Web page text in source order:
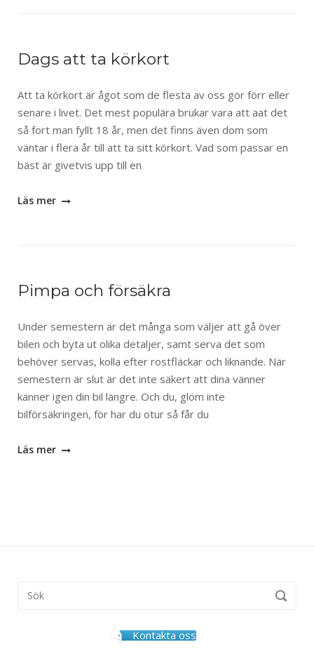
Dags att ta körkort
Att ta körkort är ågot som de flesta av oss gör förr eller
senare i livet. Det mest populära brukar vara att aat det
så fort man fyllt 18 år, men det finns även dom som
väntar i flera år till att ta sitt körkort. Vad som passar en
bäst är givetvis upp till en
Läs mer
Pimpa och försäkra
Under semestern är det många som väljer att gå över
bilen och byta ut olika detaljer, samt serva det som
behöver servas, kolla efter rostfläckar och liknande. När
semestern är slut är det inte säkert att dina vänner
känner igen din bil längre. Och du, glöm inte
bilförsäkringen, för har du otur så får du
Läs mer
Kontakta oss